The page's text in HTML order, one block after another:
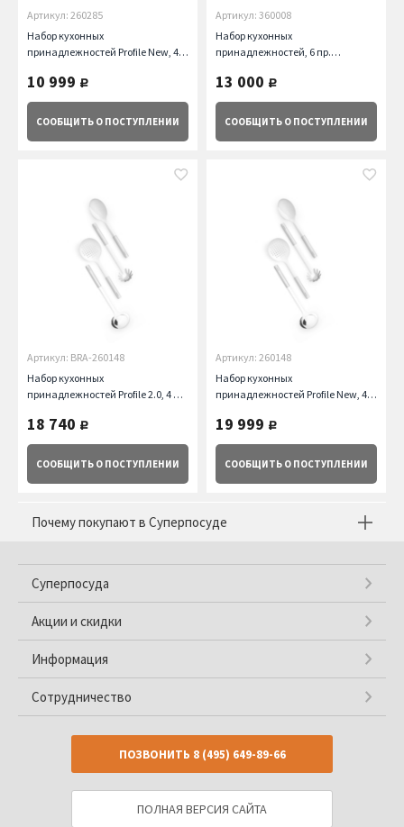
Артикул: 260285
Набор кухонных
принадлежностей Profile New, 4
10 999 руб.
СООБЩИТЬ О ПОСТУПЛЕНИИ
Артикул: 360008
Набор кухонных
принадлежностей, 6 пр.
13 000 руб.
СООБЩИТЬ О ПОСТУПЛЕНИИ
Артикул: BRA-260148
Набор кухонных
принадлежностей Profile 2.0, 4 пр.
18 740 руб.
СООБЩИТЬ О ПОСТУПЛЕНИИ
Артикул: 260148
Набор кухонных
принадлежностей Profile New, 4
19 999 руб.
СООБЩИТЬ О ПОСТУПЛЕНИИ
Почему покупают в Суперпосуде
Суперпосуда
Акции и скидки
Информация
Сотрудничество
ПОЗВОНИТЬ 8 (495) 649-89-66
ПОЛНАЯ ВЕРСИЯ САЙТА